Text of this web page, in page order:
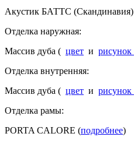
Акустик БАТТС (Скандинавия)
Отделка наружная:
Массив дуба ( цвет и рисунок
Отделка внутренняя:
Массив дуба ( цвет и рисунок
Отделка рамы:
PORTA CALORE (подробнее)